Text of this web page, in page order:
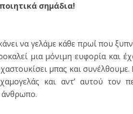
σημάδια!
να γελάμε κάθε πρωί που
μια μόνιμη ευφορία και
μπας και
και αντ’ αυτού τον
άνθρωπο.